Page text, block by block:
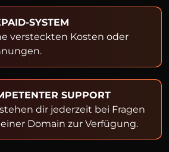
SYSTEM
versteckten Kosten oder
SUPPORT
dir jederzeit bei Fragen
Domain zur Verfügung.